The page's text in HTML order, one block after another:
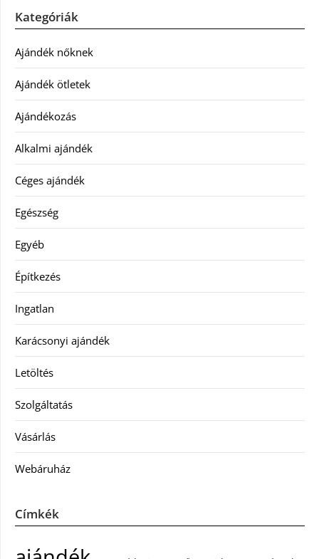
Kategóriák
Ajándék nőknek
Ajándék ötletek
Ajándékozás
Alkalmi ajándék
Céges ajándék
Egészség
Egyéb
Építkezés
Ingatlan
Karácsonyi ajándék
Letöltés
Szolgáltatás
Vásárlás
Webáruház
Címkék